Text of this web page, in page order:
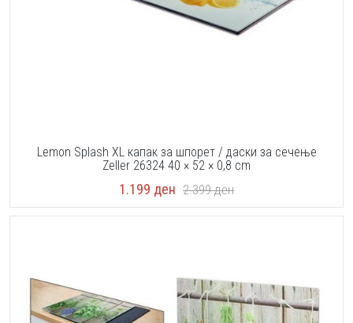
Lemon Splash XL капак за шпорет / даски за сечење
Zeller 26324 40 × 52 × 0,8 cm
1.199 ден 2.399ден